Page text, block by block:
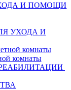
И ПОМОЩИ
УХОДА И
комнаты
комнаты